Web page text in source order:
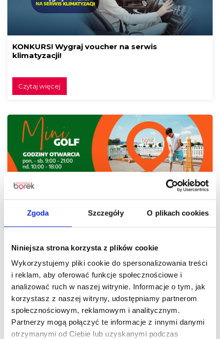
Zgoda Szczegóły O plikach cookies
Niniejsza strona korzysta z plików cookie
Wykorzystujemy pliki cookie do spersonalizowania treści
i reklam, aby oferować funkcje społecznościowe i
analizować ruch w naszej witrynie. Informacje o tym, jak
korzystasz z naszej witryny, udostępniamy partnerom
społecznościowym, reklamowym i analitycznym.
Partnerzy mogą połączyć te informacje z innymi danymi
otrzymanymi od Ciebie lub uzyskanymi podczas
KONKURS! Wygraj voucher na serwis
klimatyzacji!
Czytaj więcej
Urban Golf na parkingu Centrum Handlowego
Borek!